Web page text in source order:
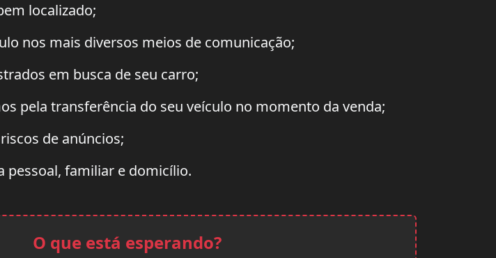
localizado;
nos mais diversos meios de comunicação;
em busca de seu carro;
pela transferência do seu veículo no momento da venda;
de anúncios;
pessoal, familiar e domicílio.
O que está esperando?